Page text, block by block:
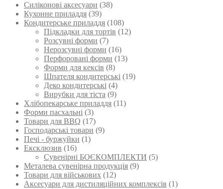
Силіконові аксесуари (38)
Кухонне приладдя (39)
Кондитерське приладдя (108)
Підкладки для тортів (12)
Розсувні форми (7)
Нерозсувні форми (16)
Перфоровані форми (13)
Форми для кексів (8)
Шпателя кондитерські (19)
Деко кондитерські (4)
Вирубки для тіста (9)
Хлібопекарське приладдя (11)
Форми пасхальні (3)
Товари для BBQ (17)
Господарські товари (9)
Печі - буржуйки (1)
Ексклюзив (16)
Сувенірні БОЄКОМПЛЕКТИ (5)
Металева сувенірна продукція (9)
Товари для військових (12)
Аксесуари для дистиляційних комплексів (1)